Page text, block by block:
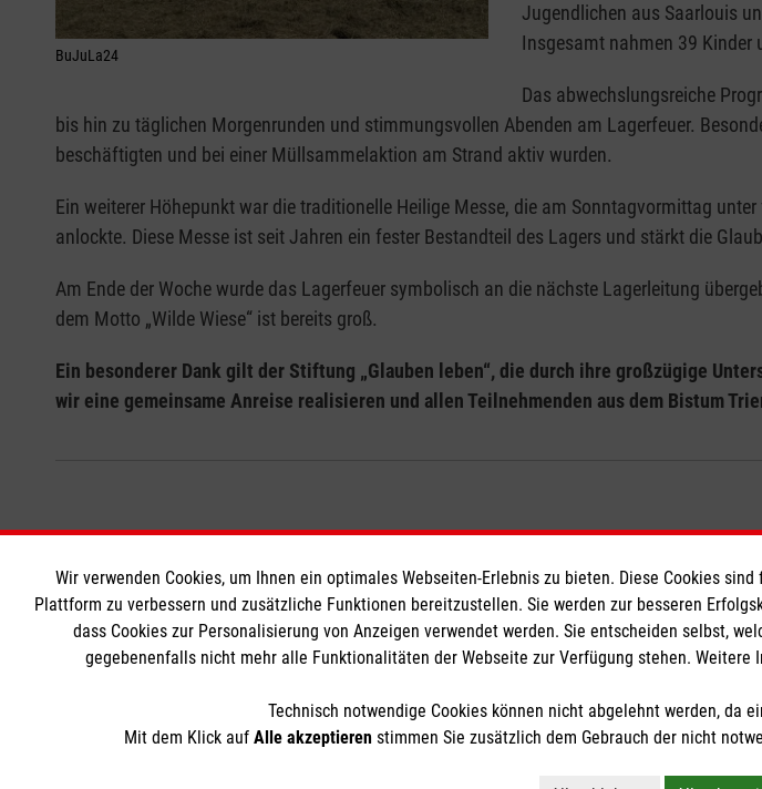
BuJuLa24
Jugendlichen aus Saarlouis
Insgesamt nahmen 39 Kinder
Das abwechslungsreiche
bis hin zu täglichen Morgenrunden und stimmungsvollen Abenden am Lagerfeuer.
beschäftigten und bei einer Müllsammelaktion am Strand aktiv wurden.
Ein weiterer Höhepunkt war die traditionelle Heilige Messe, die am Sonntagvormittag
anlockte. Diese Messe ist seit Jahren ein fester Bestandteil des Lagers und stärkt die
Am Ende der Woche wurde das Lagerfeuer symbolisch an die nächste Lagerleitung
dem Motto „Wilde Wiese“ ist bereits groß.
Ein besonderer Dank gilt der Stiftung „Glauben leben“, die durch ihre großzügige
wir eine gemeinsame Anreise realisieren und allen Teilnehmenden aus dem Bistum
Soziale Netzwerke Informationen
Kontakt
Datenschutz
Barrierefreiheit
Wir verwenden Cookies, um Ihnen ein optimales Webseiten-Erlebnis zu bieten. Diese Cookies
Plattform zu verbessern und zusätzliche Funktionen bereitzustellen. Sie werden zur besseren
dass Cookies zur Personalisierung von Anzeigen verwendet werden. Sie entscheiden selbst,
gegebenenfalls nicht mehr alle Funktionalitäten der Webseite zur Verfügung stehen.
Technisch notwendige Cookies können nicht abgelehnt werden, da
Mit dem Klick auf Alle akzeptieren stimmen Sie zusätzlich dem Gebrauch der nicht